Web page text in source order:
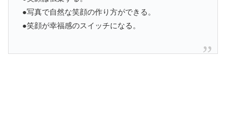
●写真で自然な笑顔の作り方ができる。
●笑顔が幸福感のスイッチになる。